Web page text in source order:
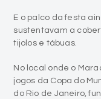
No local onde o
jogos da Copa do
As provas de turfe
1932, mas o espaço
abrigava restos de